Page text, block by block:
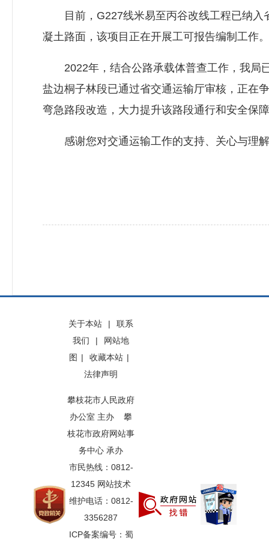
目前，G227线米易至丙谷改线工程已纳入
凝土路面，该项目正在开展工可报告编制工作
2022年，结合公路承载体普查工作，我局已
盐边桐子林段已通过省交通运输厅审核，正在
弯急路段改造，大力提升该路段通行和安全保
感谢您对交通运输工作的支持、关心与理解
关于本站 |
联系
我们
|
网站地
图 | 收藏本站 |
法律声明
攀枝花市人民政府
办公室 主办 攀
枝花市政府网站事
务中心 承办
市民热线：0812-
12345 网站技术
维护电话：0812-
3356287
ICP备案编号：蜀